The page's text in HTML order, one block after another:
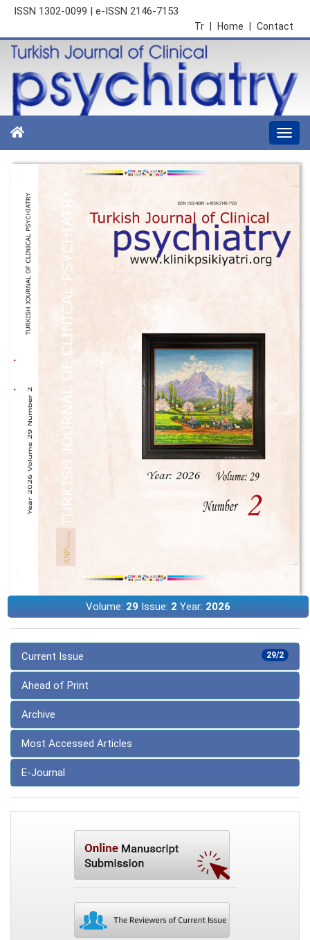
ISSN 1302-0099 | e-ISSN 2146-7153
Contact
Home
Tr
Volume: 29Issue: 2 Year: 2026
29/2
Current Issue
Ahead of Print
Archive
Most Accessed Articles
E-Journal